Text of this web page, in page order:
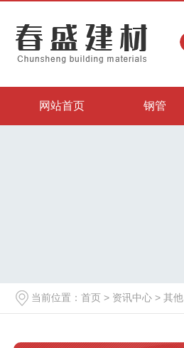
网站首页 钢管
当前位置： 首页 > 资讯中心 > 其他